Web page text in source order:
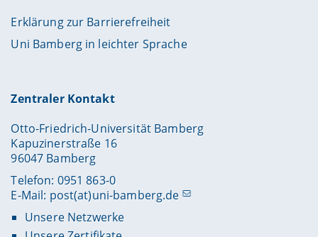
Erklärung zur Barrierefreiheit
Uni Bamberg in leichter Sprache
Zentraler Kontakt
Otto-Friedrich-Universität Bamberg
Kapuzinerstraße 16
96047 Bamberg
Telefon: 0951 863-0
E-Mail: post(at)uni-bamberg.de
Unsere Netzwerke